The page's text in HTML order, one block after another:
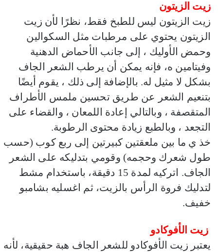
زيت الزيتون
زيت الزيتون ليس للطبخ فقط، نظرًا لأن زيت
الزيتون يحتوي على مرطبات مثل السكوالين
وحمض الأوليك ، إلى جانب الأحماض الدهنية
وفيتامين ه، فإنه يمكن أن يرطب الشعر الجاف
بشكل لا مثيل له. بالإضافة إلى ذلك ، يقوم أيضًا
بتنعيم الشعر عن طريق تحسين ملمس الأطراف
المتقصفة ، وبالتالي إعادة اللمعان ، والقضاء على
التجعد ، وبالطبع زيادة محتوى الرطوبة.
خذ ي ما بين ملعقتين كبيرتين إلى ربع كوب (حسب
طول شعرك وحجمه) وقومي بتدليكه على الشعر
الجاف. اتركيه لمدة 15 دقيقة، باستخدام مشط
لتدليك فروة الرأس بالزيت، ثم اغسليه بشامبو
خفيف.
زيت الأفوكادو
يعتبر زيت الأفوكادو للشعر الجاف هبة حقيقية، لأنه